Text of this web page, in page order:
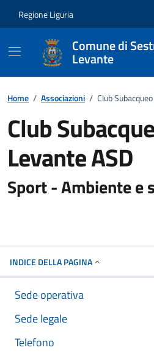
Regione Liguria
Comune di
Levante
Home / Associazioni / Club
Club
Levante ASD
Sport - Ambiente e
INDICE DELLA PAGINA
Sede operativa
Sede legale
Telefono